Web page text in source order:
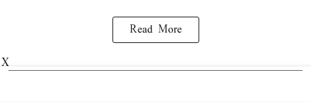
Read More
X